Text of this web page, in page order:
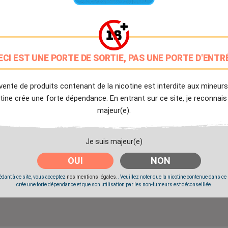
EST UNE PORTE DE SORTIE, PAS UNE PORTE
de produits contenant de la nicotine est interdite aux
crée une forte dépendance. En entrant sur ce site, je
majeur(e).
Je suis majeur(e)
OUI NON
à ce site, vous acceptez nos mentions légales.
. Veuillez noter que la nicotine contenue dans
crée une forte dépendance et que son utilisation par les non-fumeurs est déconseillée.
Avis client de Ciga.fr
Livraison Offerte
à partir de 20€
Commande passée avant 14h
Livré à partir du Mardi 11 Août 2026.